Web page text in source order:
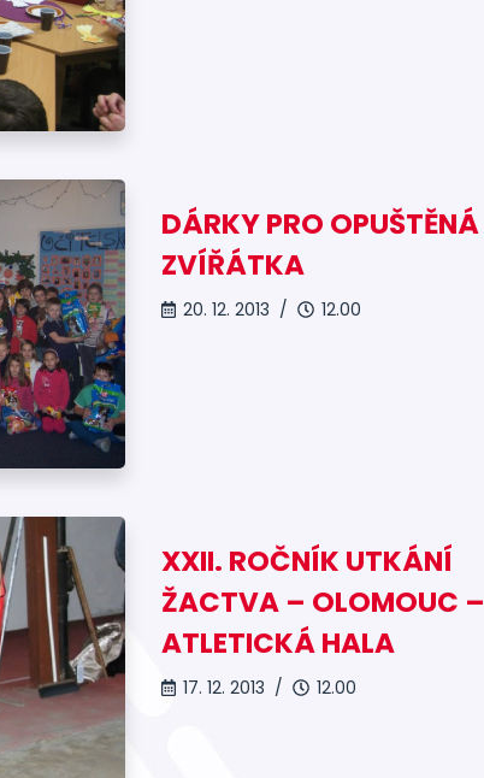
DÁRKY PRO OPUŠTĚNÁ
ZVÍŘÁTKA
20. 12. 2013 / 12.00
XXII. ROČNÍK UTKÁNÍ
ŽACTVA – OLOMOUC –
ATLETICKÁ HALA
17. 12. 2013 / 12.00